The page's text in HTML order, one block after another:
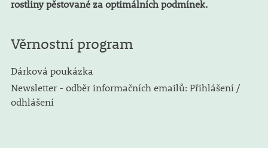
rostliny pěstované za optimálních podmínek.
Věrnostní program
Dárková poukázka
Newsletter - odběr informačních emailů: Přihlášení /
odhlášení